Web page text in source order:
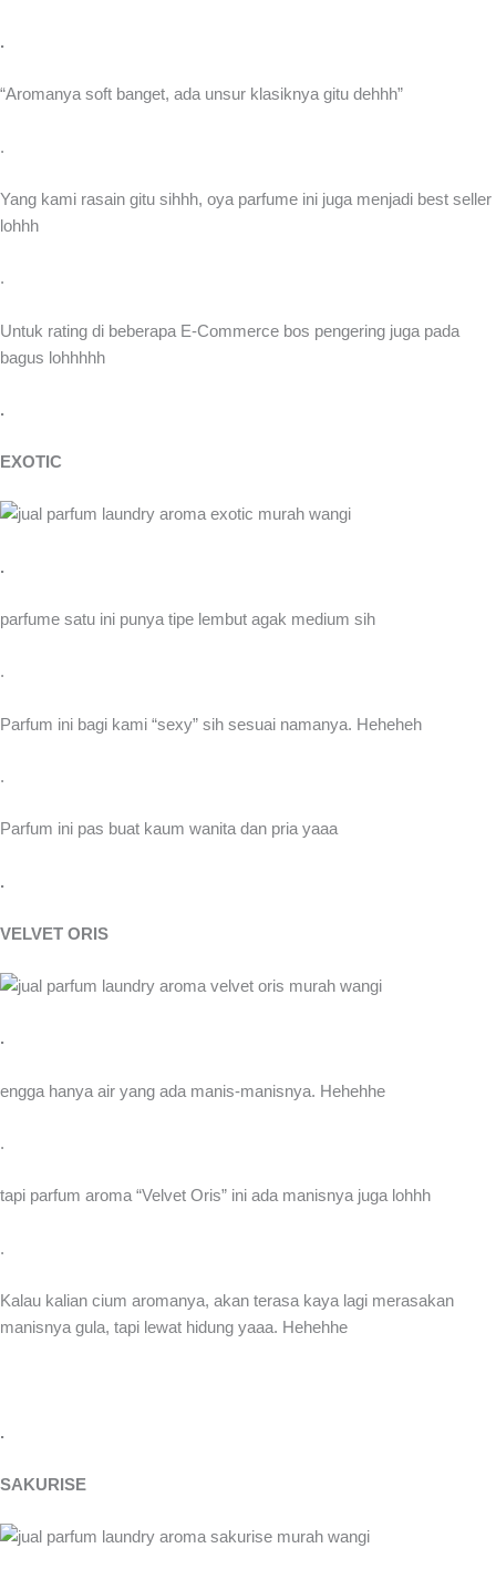
.
“Aromanya soft banget, ada unsur klasiknya gitu dehhh”
.
Yang kami rasain gitu sihhh, oya parfume ini juga menjadi best seller
lohhh
.
Untuk rating di beberapa E-Commerce bos pengering juga pada
bagus lohhhhh
.
EXOTIC
.
parfume satu ini punya tipe lembut agak medium sih
.
Parfum ini bagi kami “sexy” sih sesuai namanya. Heheheh
.
Parfum ini pas buat kaum wanita dan pria yaaa
.
VELVET ORIS
.
engga hanya air yang ada manis-manisnya. Hehehhe
.
tapi parfum aroma “Velvet Oris” ini ada manisnya juga lohhh
.
Kalau kalian cium aromanya, akan terasa kaya lagi merasakan
manisnya gula, tapi lewat hidung yaaa. Hehehhe
.
SAKURISE